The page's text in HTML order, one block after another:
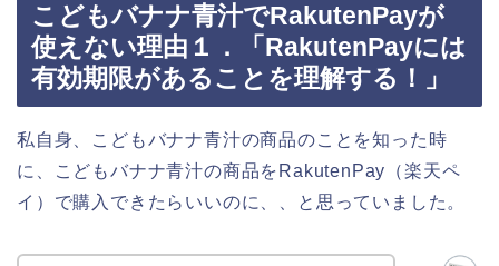
こどもバナナ青汁でRakutenPayが
使えない理由１．「RakutenPayには
有効期限があることを理解する！」
私自身、こどもバナナ青汁の商品のことを知った時
に、こどもバナナ青汁の商品をRakutenPay（楽天ペ
イ）で購入できたらいいのに、、と思っていました。